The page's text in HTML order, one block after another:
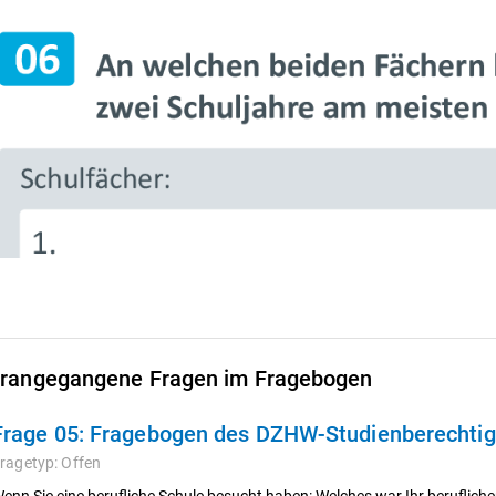
Fragen im Fragebogen
05: Fragebogen des DZHW-
Offen